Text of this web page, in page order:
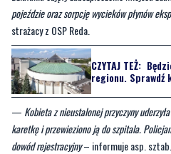
CZYTAJ TEŻ:
—Kobieta z nieustalonej przyczyny
karetkę i przewieziono ją do szpitala.
dowód rejestracyjny– informuje asp.
komendy.
Oprócz tego kobieta na wniosek policji
lekarskie.